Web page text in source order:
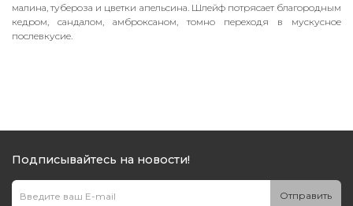
малина, тубероза и цветки апельсина. Шлейф потрясает благородным
кедром, сандалом, амброксаном, томно переходя в мускусное
послевкусие.
Подписывайтесь на новости!
Отправить